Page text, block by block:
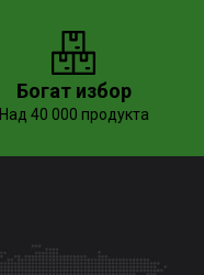
Богат избор
Над 40 000 продукта